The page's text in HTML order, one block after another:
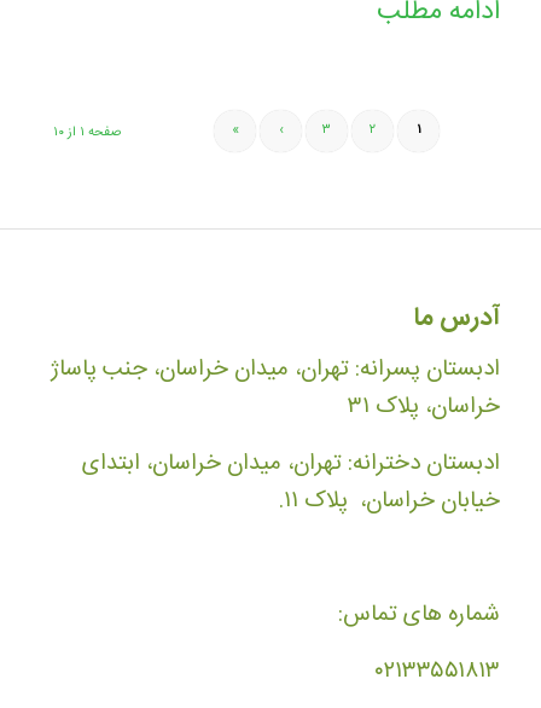
ادامه مطلب
صفحه ۱ از ۱۰ ۱ ۲ ۳ ›
»
آدرس ما
ادبستان پسرانه: تهران، میدان خراسان، جنب پاساژ
خراسان، پلاک ۳۱
ادبستان دخترانه: تهران، میدان خراسان، ابتدای
خیابان خراسان، پلاک ۱۱.
شماره های تماس:
۰۲۱۳۳۵۵۱۸۱۳